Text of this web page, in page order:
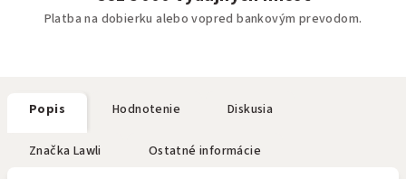
Platba na dobierku alebo vopred bankovým prevodom.
Popis Hodnotenie Diskusia
Značka Lawli Ostatné informácie